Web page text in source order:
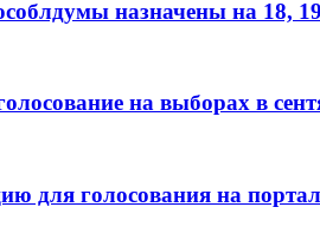
назначены на 18, 19
на выборах в
для голосования на